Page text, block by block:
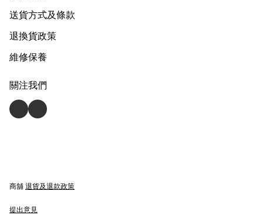
送貨方式及條款
退換貨政策
維修保養
關注我們
商舖 退貨及退款政策
提出意見